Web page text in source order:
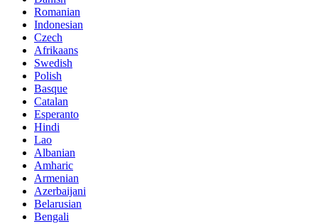
Romanian
Indonesian
Czech
Afrikaans
Swedish
Polish
Basque
Catalan
Esperanto
Hindi
Lao
Albanian
Amharic
Armenian
Azerbaijani
Belarusian
Bengali